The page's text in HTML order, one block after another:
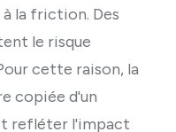
à la friction. Des
le risque
cette raison, la
copiée d'un
refléter l'impact